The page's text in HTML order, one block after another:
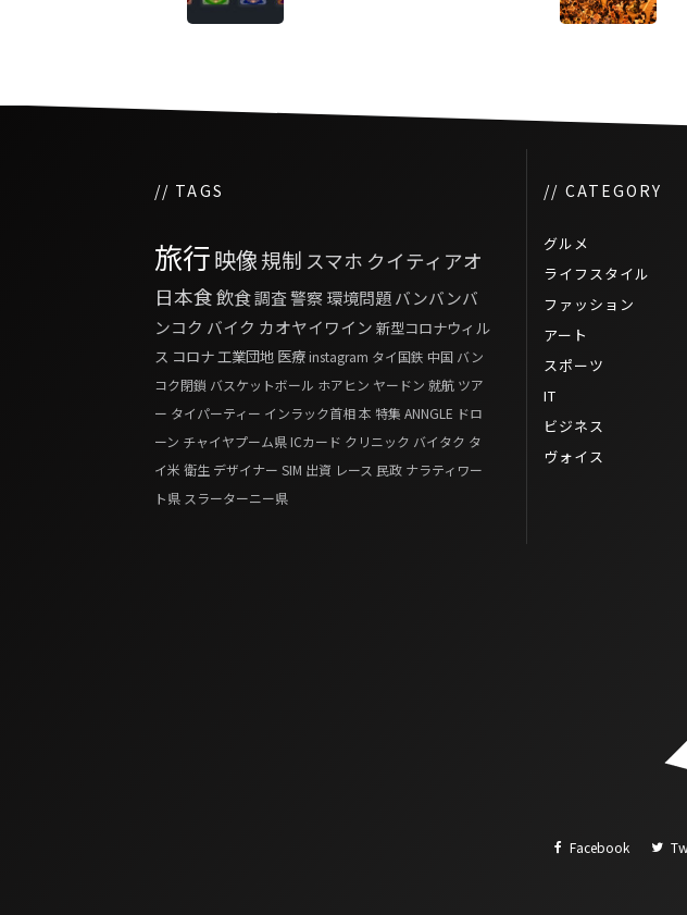
// TAGS
旅行映像規制 スマホ クイティアオ
日本食飲食調査警察環境問題バンバンバ
ンコク バイク カオヤイワイン 新型コロナウィル
ス コロナ 工業団地 医療instagram タイ国鉄 中国 バン
コク閉鎖 バスケットボール ホアヒン ヤードン 就航 ツア
ー タイパーティー インラック首相本 特集 ANNGLE ドロ
ーン チャイヤプーム県ICカード クリニック バイタク タ
イ米 衛生 デザイナー SIM 出資 レース 民政 ナラティワー
ト県 スラーターニー県
// CATEGORY
グルメ
ライフスタイル
ファッション
アート
スポーツ
IT
ビジネス
ヴォイス
Facebook